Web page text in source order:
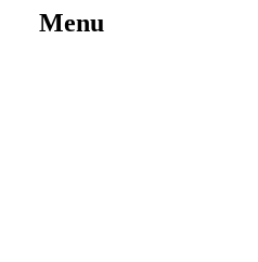
Menu